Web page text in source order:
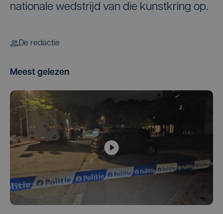
nationale wedstrijd van die kunstkring op.
De redactie
Meest gelezen